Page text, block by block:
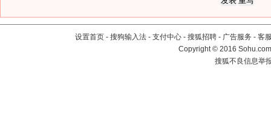
设置首页 - 搜狗输入法 - 支付中心 - 搜狐招聘 - 广告服务 - 客
Copyright©2016
搜狐不良信息举